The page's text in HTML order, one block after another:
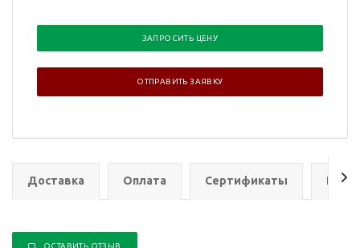
ЗАПРОСИТЬ ЦЕНУ
ОТПРАВИТЬ ЗАЯВКУ
Доставка Оплата Сертификаты
ОСТАВИТЬ ОТЗЫВ